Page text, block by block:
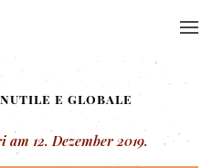
e globale
am 12. Dezember 2019.